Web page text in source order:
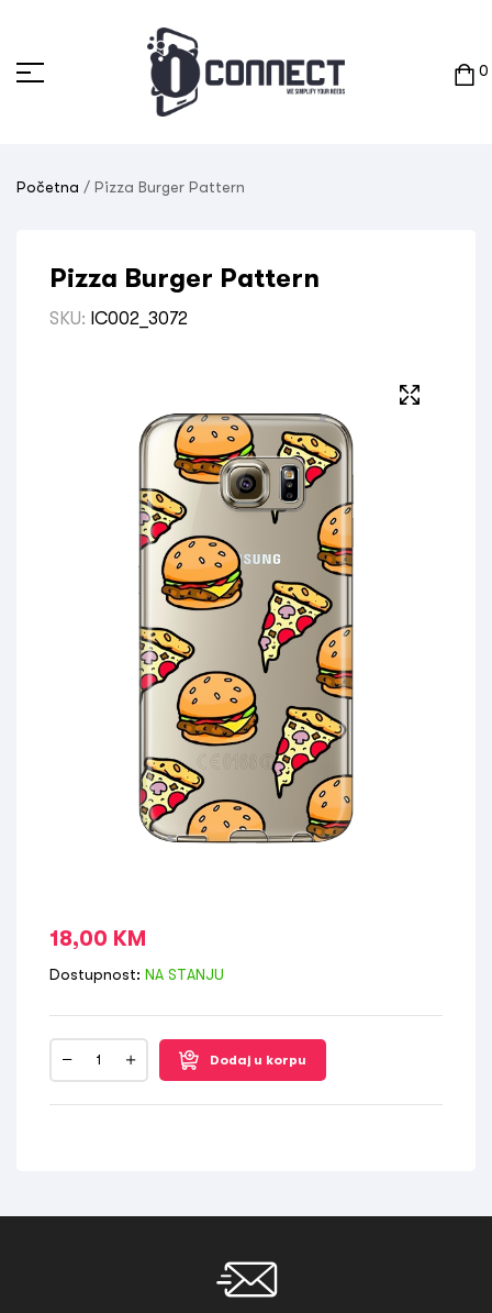
0
Početna / Pizza Burger Pattern
Pizza Burger Pattern
SKU: IC002_3072
18,00 KM
Dostupnost: NA STANJU
Dodaj u korpu